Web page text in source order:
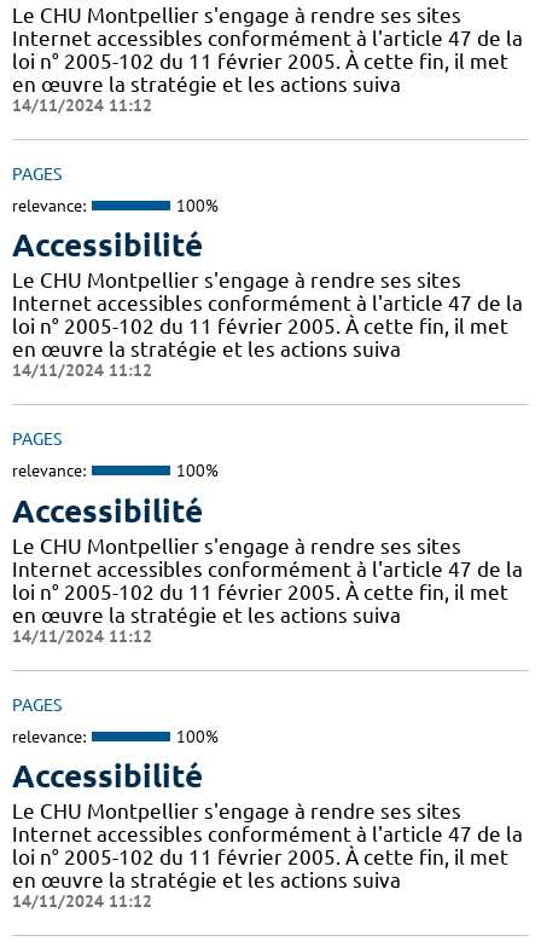
Le CHU Montpellier s'engage à rendre ses sites
Internet accessibles conformément à l'article 47 de la
loi n° 2005-102 du 11 février 2005. À cette fin, il met
en œuvre la stratégie et les actions suiva
14/11/2024 11:12
PAGES
relevance: 100%
Accessibilité
Le CHU Montpellier s'engage à rendre ses sites
Internet accessibles conformément à l'article 47 de la
loi n° 2005-102 du 11 février 2005. À cette fin, il met
en œuvre la stratégie et les actions suiva
14/11/2024 11:12
PAGES
relevance: 100%
Accessibilité
Le CHU Montpellier s'engage à rendre ses sites
Internet accessibles conformément à l'article 47 de la
loi n° 2005-102 du 11 février 2005. À cette fin, il met
en œuvre la stratégie et les actions suiva
14/11/2024 11:12
PAGES
relevance: 100%
Accessibilité
Le CHU Montpellier s'engage à rendre ses sites
Internet accessibles conformément à l'article 47 de la
loi n° 2005-102 du 11 février 2005. À cette fin, il met
en œuvre la stratégie et les actions suiva
14/11/2024 11:12